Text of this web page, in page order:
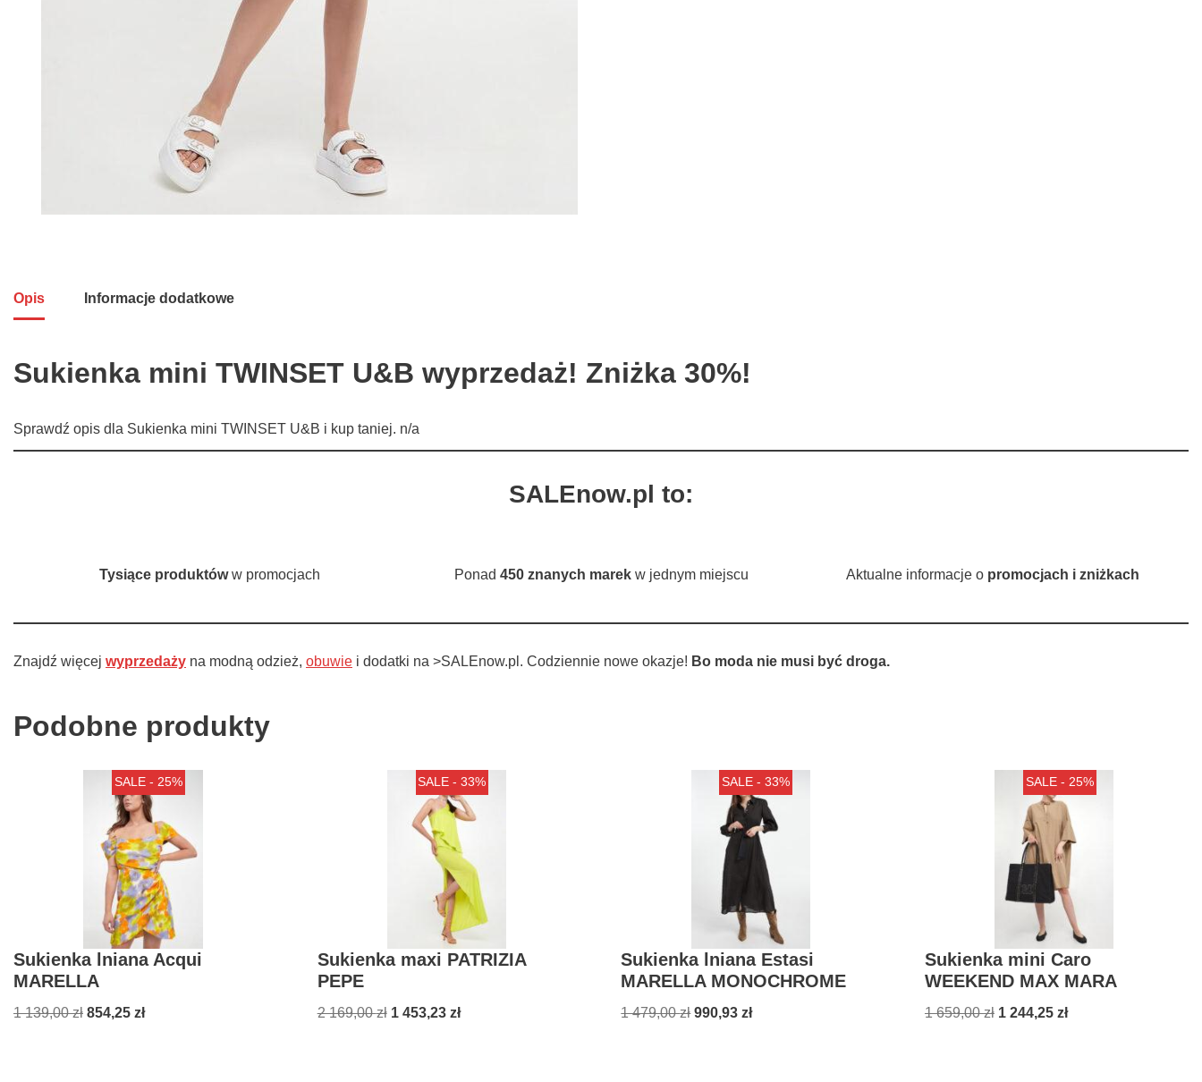
Opis Informacje dodatkowe
Sukienka mini TWINSET U&B wyprzedaż! Zniżka 30%!
Sprawdź opis dla Sukienka mini TWINSET U&B i kup taniej. n/a
SALEnow.pl to:
Tysiące produktóww promocjach Ponad 450 znanych marekw jednym miejscu Aktualne informacje o promocjach i zniżkach
Znajdź więcej wyprzedaży na modną odzież, obuwie i dodatki na >SALEnow.pl. Codziennie nowe okazje! Bo moda nie musi być droga.
Podobne produkty
SALE - 25%
Sukienka lniana Acqui
MARELLA
1 139,00zł 854,25 zł
SALE - 33%
Sukienka maxi PATRIZIA
PEPE
2 169,00zł 1 453,23 zł
SALE - 33%
Sukienka lniana Estasi
MARELLA MONOCHROME
1 479,00zł 990,93zł
SALE - 25%
Sukienka mini Caro
WEEKEND MAX MARA
1 659,00zł 1 244,25 zł